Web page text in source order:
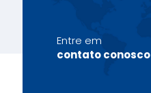
Entre em
contato conosco